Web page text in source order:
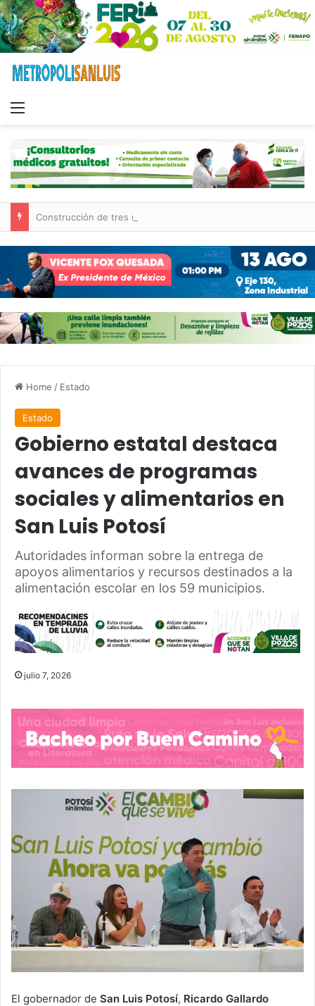
Home / Estado
Estado
Gobierno estatal destaca
avances de programas
sociales y alimentarios en
San Luis Potosí
Autoridades informan sobre la entrega de
apoyos alimentarios y recursos destinados a la
alimentación escolar en los 59 municipios.
julio 7, 2026
El gobernador de San Luis Potosí, Ricardo Gallardo